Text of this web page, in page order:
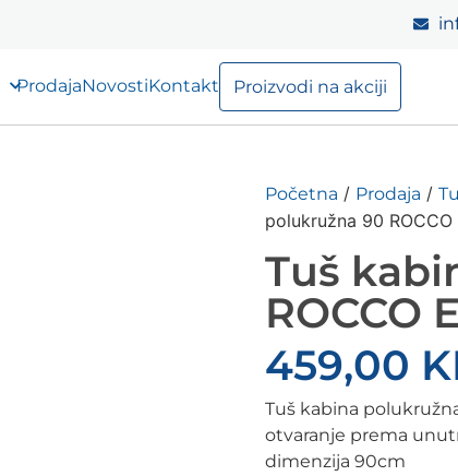
ProdajaNovostiKontakt Proizvodi na akciji
Početna / Prodaja /
polukružna 90 ROCCO
Tuš
ROCCO
459,00
Tuš kabina
otvaranje prema
dimenzija 90cm